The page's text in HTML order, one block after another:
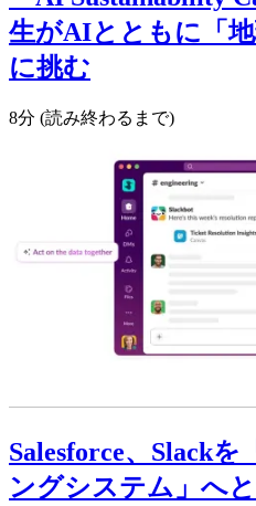
生がAIとともに「地
に挑む
8分 (読み終わるまで)
Salesforce、Slack
ングシステム」へ